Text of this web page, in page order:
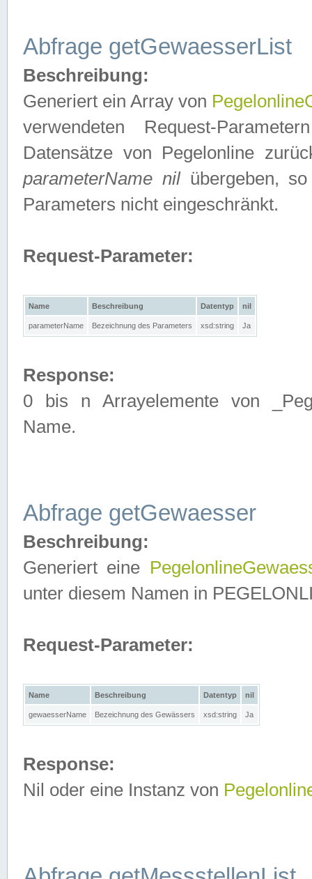
Abfrage getGewaesserList
Beschreibung:
Generiert ein Array von
verwendeten Request-
Datensätze von Pegelonline
parameterName nilübergeben, so
Parameters nicht eingeschränkt.
Request-Parameter:
Name Beschreibung Datentyp nil
parameterName Bezeichnung des Parameters xsd:string Ja
Response:
0 bis n Arrayelemente von
Name.
Abfrage getGewaesser
Beschreibung:
Generiert eine
unter diesem Namen in
Request-Parameter:
Name Beschreibung Datentyp nil
gewaesserName Bezeichnung des Gewässers xsd:string Ja
Response:
Nil oder eine Instanz von